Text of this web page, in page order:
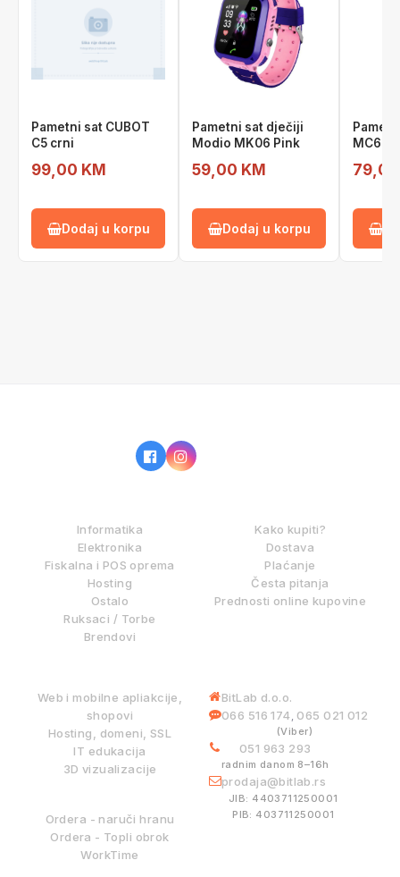
Pametni sat CUBOT
C5 crni
99,00 KM
Dodaj u korpu
Pametni sat dječiji
Modio MK06 Pink
59,00 KM
Dodaj u korpu
MC67
Informatika
Elektronika
Fiskalna i POS oprema
Hosting
Ostalo
Ruksaci / Torbe
Brendovi
Kako kupiti?
Dostava
Plaćanje
Česta pitanja
Prednosti online kupovine
Web i mobilne apliakcije,
shopovi
Hosting, domeni, SSL
IT edukacija
3D vizualizacije
Ordera - naruči hranu
Ordera - Topli obrok
WorkTime
BitLab d.o.o.
066 516 174, 065 021 012
(Viber)
051 963 293
radnim danom 8–16h
prodaja@bitlab.rs
JIB: 4403711250001
PIB: 403711250001